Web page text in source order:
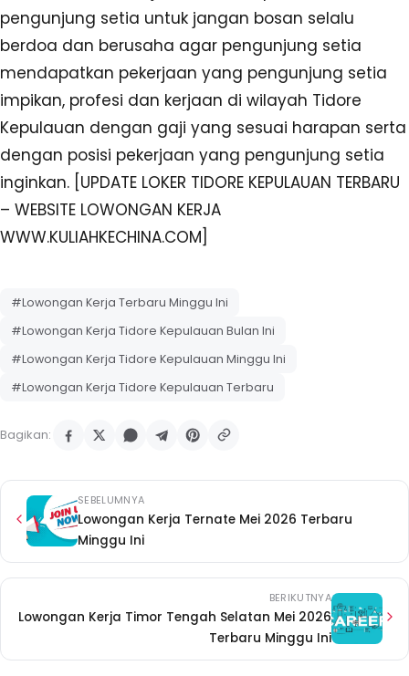
pengunjung setia untuk jangan bosan selalu
berdoa dan berusaha agar pengunjung setia
mendapatkan pekerjaan yang pengunjung setia
impikan, profesi dan kerjaan di wilayah Tidore
Kepulauan dengan gaji yang sesuai harapan serta
dengan posisi pekerjaan yang pengunjung setia
inginkan. [UPDATE LOKER TIDORE KEPULAUAN TERBARU
– WEBSITE LOWONGAN KERJA
WWW.KULIAHKECHINA.COM]
#Lowongan Kerja Terbaru Minggu Ini
#Lowongan Kerja Tidore Kepulauan Bulan Ini
#Lowongan Kerja Tidore Kepulauan Minggu Ini
#Lowongan Kerja Tidore Kepulauan Terbaru
Bagikan:
SEBELUMNYA
Lowongan Kerja Ternate Mei 2026 Terbaru
Minggu Ini
BERIKUTNYA
Lowongan Kerja Timor Tengah Selatan Mei 2026
Terbaru Minggu Ini